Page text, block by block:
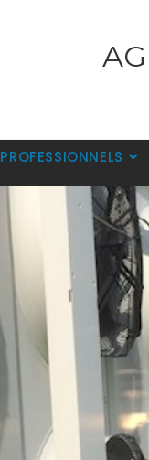
PROFESSIONNELS